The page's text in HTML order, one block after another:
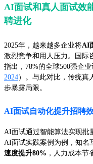
AI面试和真人面试效
聘进化
2025年，越来越多企业将AI
激烈竞争和用人压力。国际
指出，78%的全球500强企
2024）。与此对比，传统真
步暴露局限。
AI面试自动化提升招聘
AI面试通过智能算法实现批
AI面试实践案例为例，知名
速度提升80% ，人力成本节